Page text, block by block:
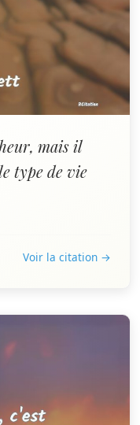
mais il
type de vie
Voir la citation →